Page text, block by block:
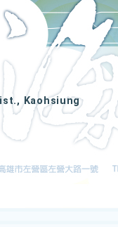
Kaohsiung